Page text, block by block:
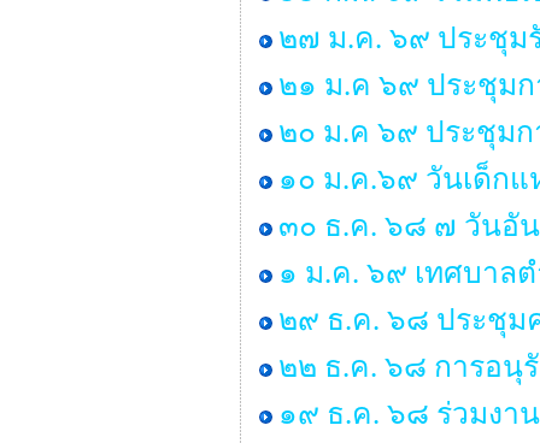
๒๗ ม.ค. ๖๙ ประชุม
๒๑ ม.ค ๖๙ ประชุมก
๒๐ ม.ค ๖๙ ประชุม
๑๐ ม.ค.๖๙ วันเด็กแ
๓๐ ธ.ค. ๖๘ ๗ วันอั
๑ ม.ค. ๖๙ เทศบาล
๒๙ ธ.ค. ๖๘ ประชุม
๒๒ ธ.ค. ๖๘ การอนุ
๑๙ ธ.ค. ๖๘ ร่วมงา